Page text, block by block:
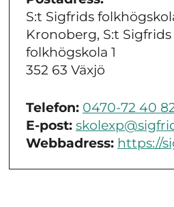
S:t Sigfrids
Kronoberg, S:t Sigfrids
folkhögskola 1
352 63 Växjö
Telefon: 0470-72 40
E-post:
Webbadress: https://